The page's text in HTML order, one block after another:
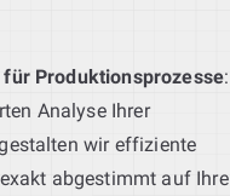
Produktionsprozesse:
Analyse Ihrer
wir effiziente
abgestimmt auf Ihre